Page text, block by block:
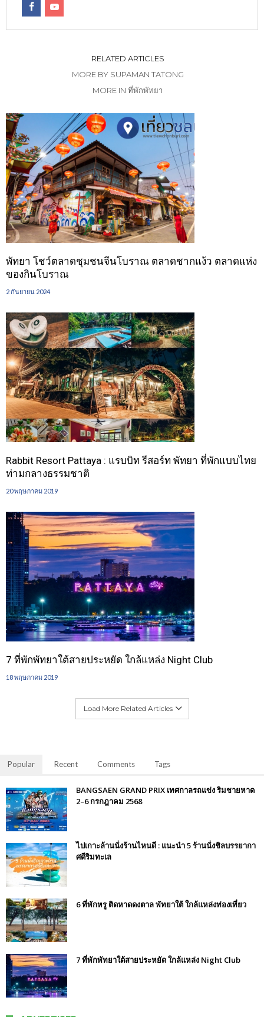
RELATED ARTICLES
MORE BY SUPAMAN TATONG
MORE IN ที่พักพัทยา
พัทยา โชว์ตลาดชุมชนจีนโบราณ ตลาดชากแง้ว ตลาดแห่ง
ของกินโบราณ
2 กันยายน 2024
Rabbit Resort Pattaya : แรบบิท รีสอร์ท พัทยา ที่พักแบบไทย
ท่ามกลางธรรมชาติ
20 พฤษภาคม 2019
7 ที่พักพัทยาใต้สายประหยัด ใกล้แหล่ง Night Club
18 พฤษภาคม 2019
Load More Related Articles
Popular Recent Comments Tags
BANGSAEN GRAND PRIX เทศกาลรถแข่ง ริมชายหาด
2–6 กรกฎาคม 2568
ไปเกาะล้านนั่งร้านไหนดี : แนะนำ 5 ร้านนั่งชิลบรรยากา
ศดีริมทะเล
6 ที่พักหรู ติดหาดดงตาล พัทยาใต้ ใกล้แหล่งท่องเที่ยว
7 ที่พักพัทยาใต้สายประหยัด ใกล้แหล่ง Night Club